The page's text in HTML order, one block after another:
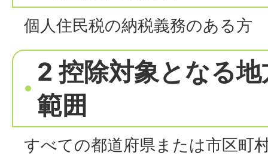
個人住民税の納税義務のある方
2 控除対象となる
範囲
すべての都道府県または市区町